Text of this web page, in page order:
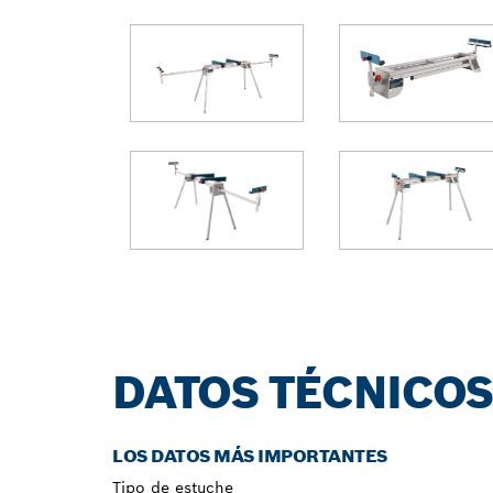
DATOS TÉCNICOS
LOS DATOS MÁS IMPORTANTES
Tipo de estuche